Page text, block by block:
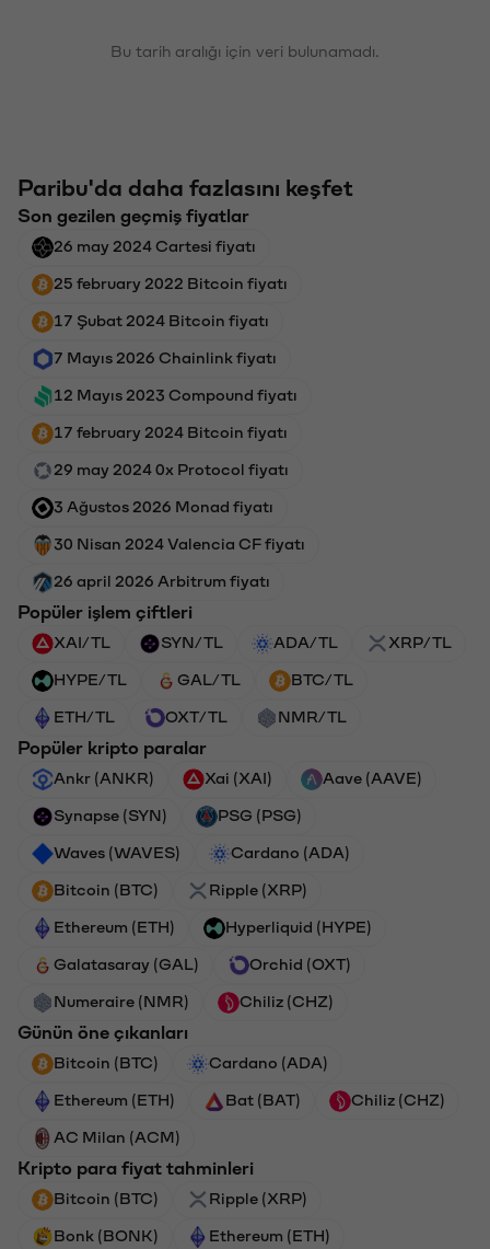
Bu tarih aralığı için veri bulunamadı.
Paribu'da daha fazlasını keşfet
Son gezilen geçmiş fiyatlar
26 may 2024 Cartesi fiyatı
25 february 2022 Bitcoin fiyatı
17 Şubat 2024 Bitcoin fiyatı
7 Mayıs 2026 Chainlink fiyatı
12 Mayıs 2023 Compound fiyatı
17 february 2024 Bitcoin fiyatı
29 may 2024 0x Protocol fiyatı
3 Ağustos 2026 Monad fiyatı
30 Nisan 2024 Valencia CF fiyatı
26 april 2026 Arbitrum fiyatı
Popüler işlem çiftleri
XAI/TL SYN/TL ADA/TL XRP/TL
HYPE/TL GAL/TL BTC/TL
ETH/TL OXT/TL NMR/TL
Popüler kripto paralar
Ankr (ANKR) Xai (XAI) Aave (AAVE)
Synapse (SYN) PSG (PSG)
Waves (WAVES) Cardano (ADA)
Bitcoin (BTC) Ripple (XRP)
Ethereum (ETH) Hyperliquid (HYPE)
Galatasaray (GAL) Orchid (OXT)
Numeraire (NMR) Chiliz (CHZ)
Günün öne çıkanları
Bitcoin (BTC) Cardano (ADA)
Ethereum (ETH) Bat (BAT) Chiliz (CHZ)
AC Milan (ACM)
Kripto para fiyat tahminleri
Bitcoin (BTC) Ripple (XRP)
Bonk (BONK) Ethereum (ETH)